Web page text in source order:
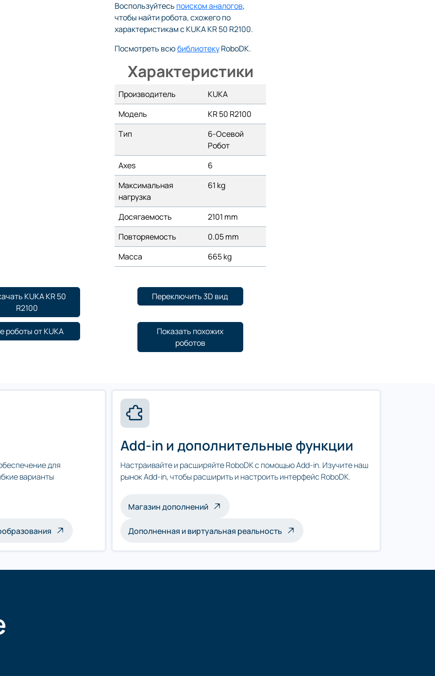
Воспользуйтесь поиском аналогов,
чтобы найти робота, схожего по
характеристикам с KUKA KR 50 R2100.
Посмотреть всюбиблиотекуRoboDK.
Характеристики
Производитель
KUKA
Модель
KR 50 R2100
Тип
6-Осевой
Робот
Axes
6
Максимальная
нагрузка
61 kg
Досягаемость
2101 mm
Повторяемость
0.05 mm
Масса
665 kg
KUKA KR 50
R2100
Переключить 3D вид
роботы от KUKA
Показать похожих
роботов
для
варианты
Add-in и дополнительные функции
Настраивайте и расширяйте RoboDK с помощью Add-in. Изучите наш
рынок Add-in, чтобы расширить и настроить интерфейс RoboDK.
Магазин дополнений
Дополненная и виртуальная реальность